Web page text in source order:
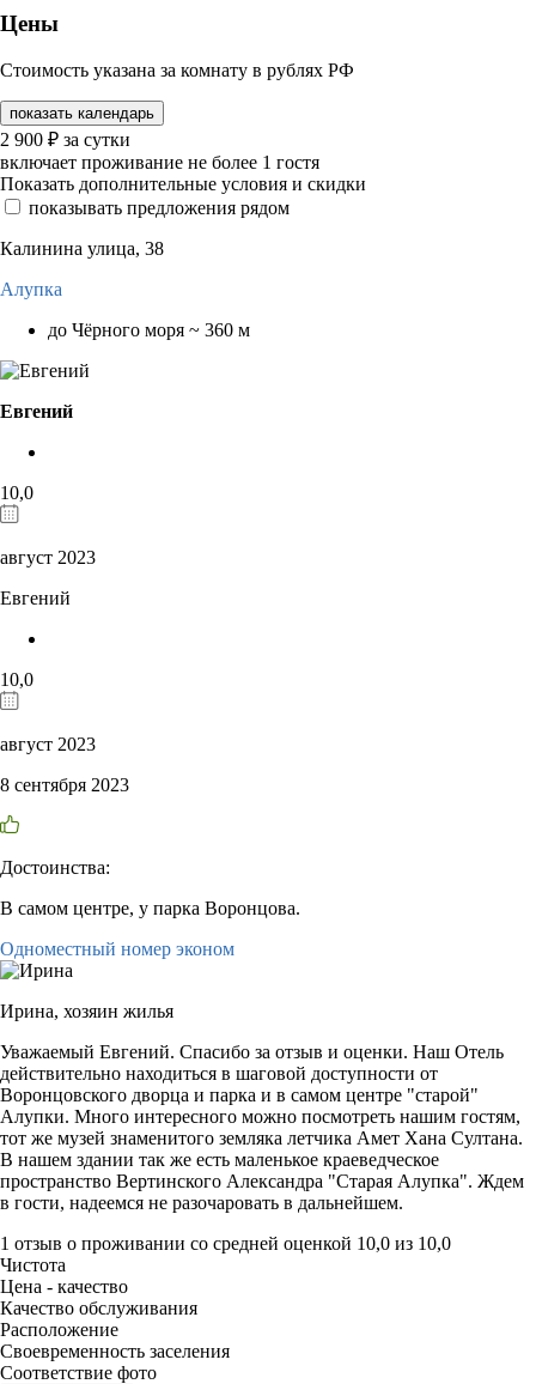
Цены
Стоимость указана за комнату в рублях РФ
показать календарь
2 900 ₽ за сутки
включает проживание не более 1 гостя
Показать дополнительные условия и скидки
показывать предложения рядом
Калинина улица, 38
Алупка
до Чёрного моря ~ 360 м
Евгений
10,0
август 2023
Евгений
10,0
август 2023
8 сентября 2023
Достоинства:
В самом центре, у парка Воронцова.
Одноместный номер эконом
Ирина, хозяин жилья
Уважаемый Евгений. Спасибо за отзыв и оценки. Наш Отель
действительно находиться в шаговой доступности от
Воронцовского дворца и парка и в самом центре "старой"
Алупки. Много интересного можно посмотреть нашим гостям,
тот же музей знаменитого земляка летчика Амет Хана Султана.
В нашем здании так же есть маленькое краеведческое
пространство Вертинского Александра "Старая Алупка". Ждем
в гости, надеемся не разочаровать в дальнейшем.
1 отзыв о проживании со средней оценкой 10,0 из 10,0
Чистота
Цена - качество
Качество обслуживания
Расположение
Своевременность заселения
Соответствие фото